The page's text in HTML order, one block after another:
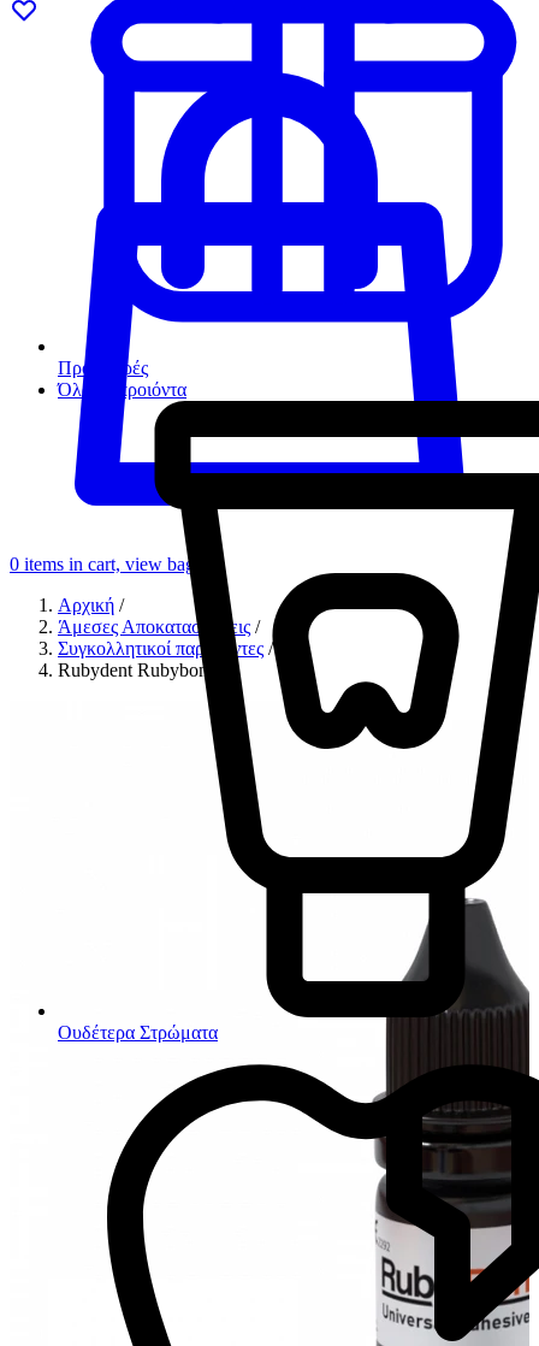
Προσφορές
Όλα τα προιόντα
Ουδέτερα Στρώματα
0 items in cart, view bag
Αρχική /
Άμεσες Αποκαταστάσεις /
Συγκολλητικοί παράγοντες /
Rubydent Rubybond